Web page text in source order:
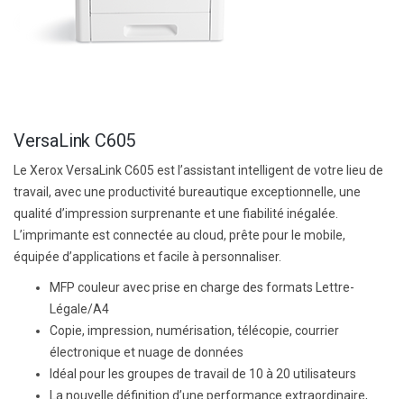
VersaLink C605
Le Xerox VersaLink C605 est l’assistant intelligent de votre lieu de
travail, avec une productivité bureautique exceptionnelle, une
qualité d’impression surprenante et une fiabilité inégalée.
L’imprimante est connectée au cloud, prête pour le mobile,
équipée d’applications et facile à personnaliser.
MFP couleur avec prise en charge des formats Lettre-
Légale/A4
Copie, impression, numérisation, télécopie, courrier
électronique et nuage de données
Idéal pour les groupes de travail de 10 à 20 utilisateurs
La nouvelle définition d’une performance extraordinaire,